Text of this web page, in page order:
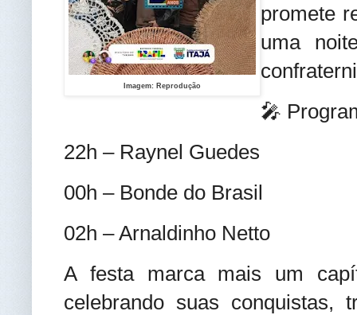
Imagem: Reprodução
promete
uma
🎤
22h – Raynel Guedes
00h – Bonde do Brasil
02h – Arnaldinho Netto
A festa marca mais um
celebrando suas